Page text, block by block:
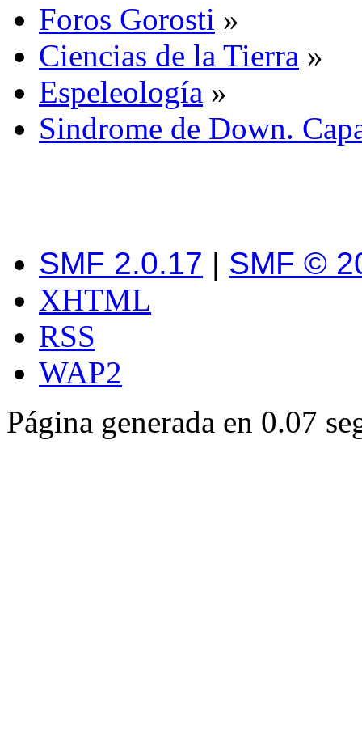
Foros Gorosti »
Ciencias de la Tierra »
Espeleología »
Sindrome de Down.
SMF 2.0.17 | SMF ©
XHTML
RSS
WAP2
Página generada en 0.07